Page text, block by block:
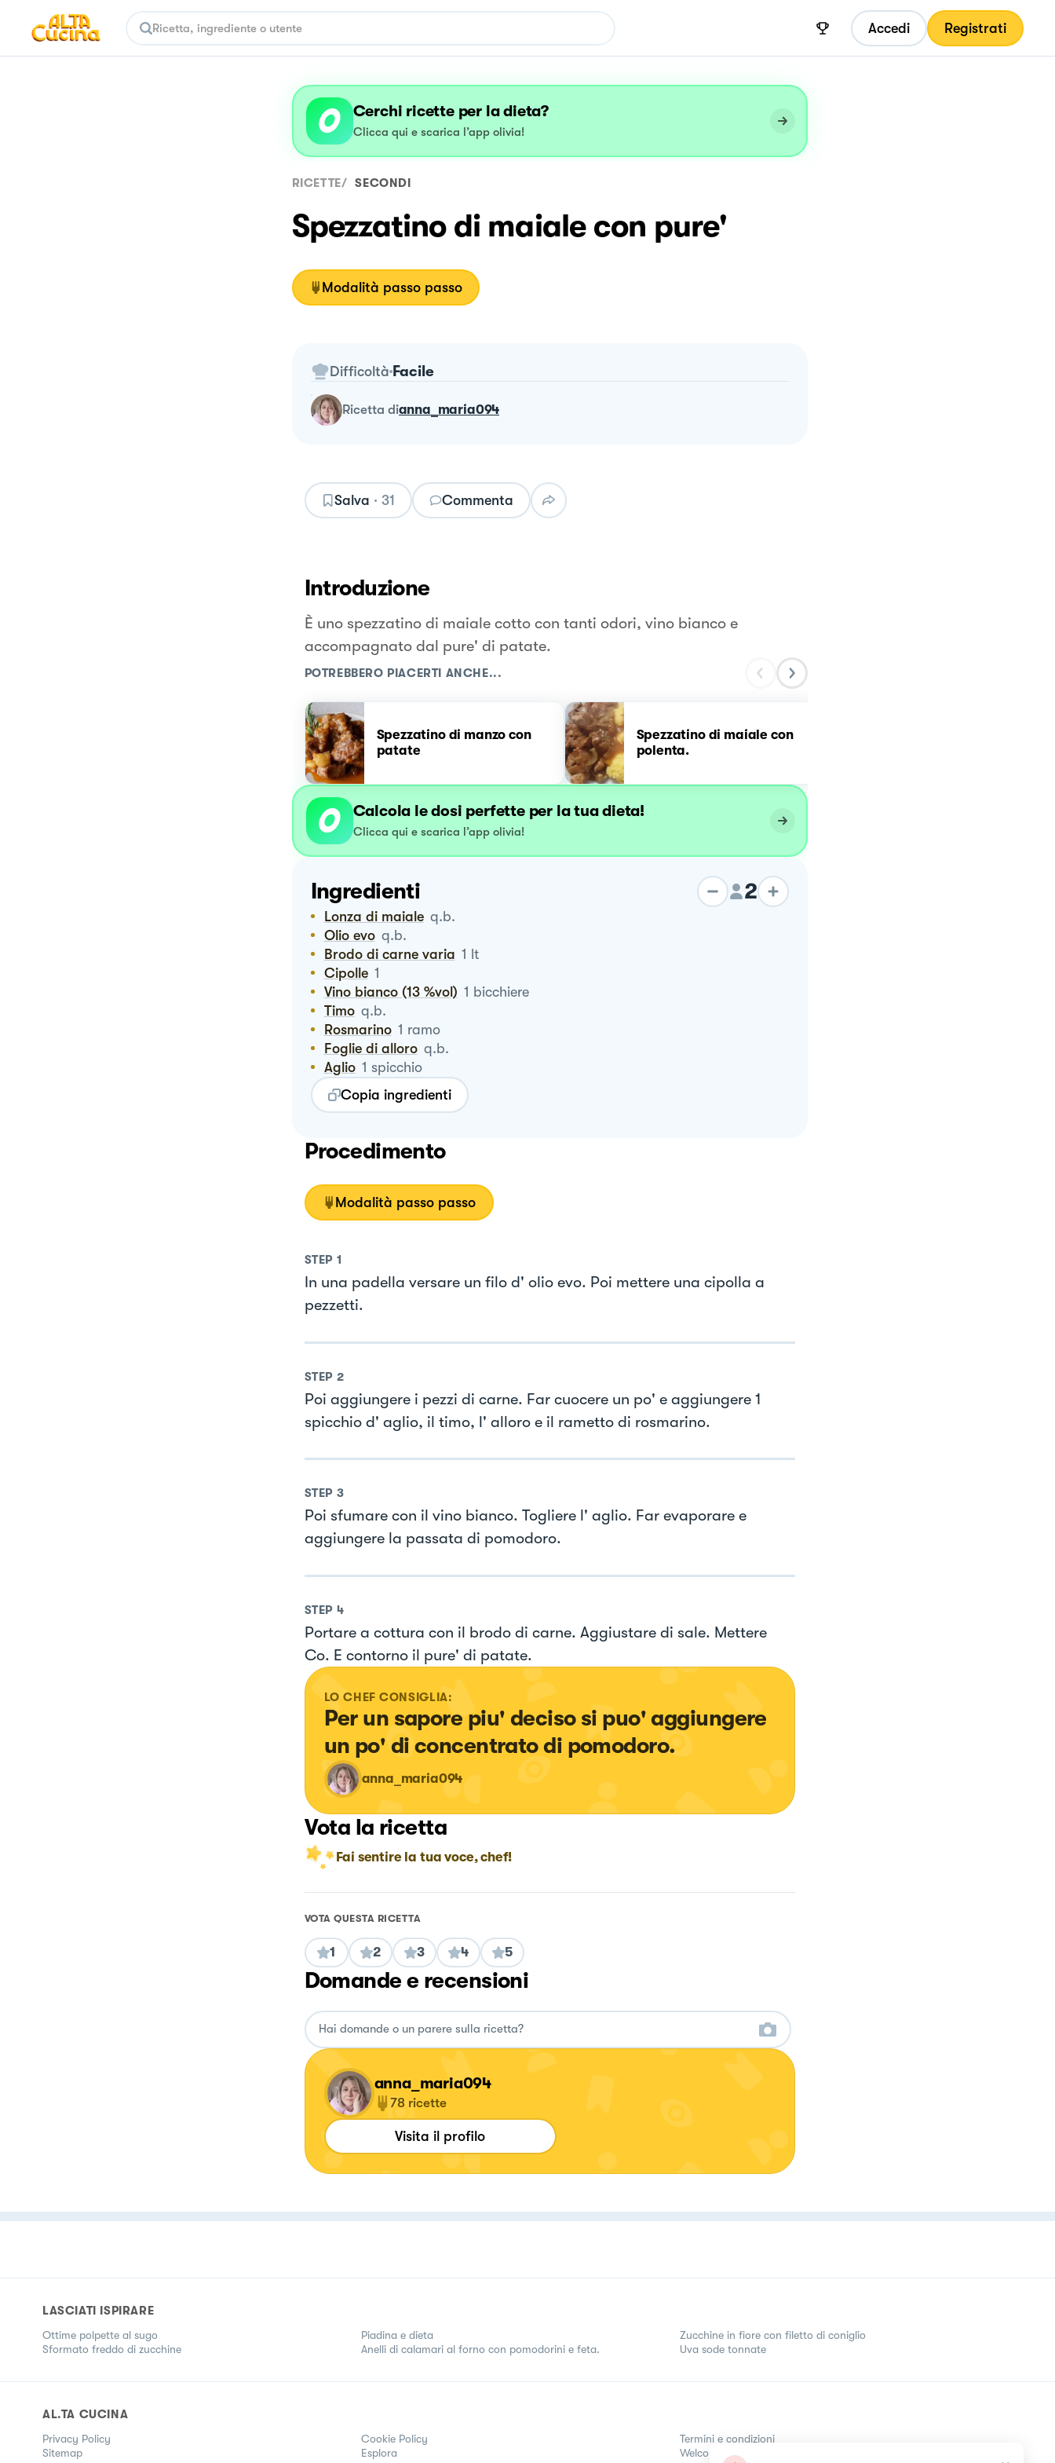
Accedi Registrati
Cerchi ricette per la dieta?
Clicca qui e scarica l’app olivia!
RICETTE/ SECONDI
Spezzatino di maiale con pure'
Modalità passo passo
Difficoltà Facile
ricetta dianna_maria094
Salva · 31 Commenta
Introduzione
È uno spezzatino di maiale cotto con tanti odori, vino bianco e
accompagnato dal pure' di patate.
POTREBBERO PIACERTI ANCHE...
Spezzatino di manzo con
patate
Spezzatino di maiale con
polenta.
Calcola le dosi perfette per la tua dieta!
Clicca qui e scarica l’app olivia!
Ingredienti 2
Lonza di maiale q.b.
Olio evo q.b.
Brodo di carne varia 1 lt
Cipolle 1
Vino bianco (13 %vol) 1 bicchiere
Timo q.b.
Rosmarino 1 ramo
Foglie di alloro q.b.
Aglio 1 spicchio
Copia ingredienti
Procedimento
Modalità passo passo
STEP 1
In una padella versare un filo d' olio evo. Poi mettere una cipolla a
pezzetti.
STEP 2
Poi aggiungere i pezzi di carne. Far cuocere un po' e aggiungere 1
spicchio d' aglio, il timo, l' alloro e il rametto di rosmarino.
STEP 3
Poi sfumare con il vino bianco. Togliere l' aglio. Far evaporare e
aggiungere la passata di pomodoro.
STEP 4
Portare a cottura con il brodo di carne. Aggiustare di sale. Mettere
Co. E contorno il pure' di patate.
LO CHEF CONSIGLIA:
Per un sapore piu' deciso si puo' aggiungere
un po' di concentrato di pomodoro.
anna_maria094
Vota la ricetta
Fai sentire la tua voce, chef!
VOTA QUESTA RICETTA
1 2 3 4 5
Domande e recensioni
anna_maria094
78 ricette
Visita il profilo
LASCIATI ISPIRARE
Ottime polpette al sugo
Sformato freddo di zucchine
Piadina e dieta
Anelli di calamari al forno con pomodorini e feta.
Zucchine in fiore con filetto di coniglio
Uva sode tonnate
AL.TA CUCINA
Privacy Policy Cookie Policy
Termini e condizioni
Sitemap
Esplora Welcome